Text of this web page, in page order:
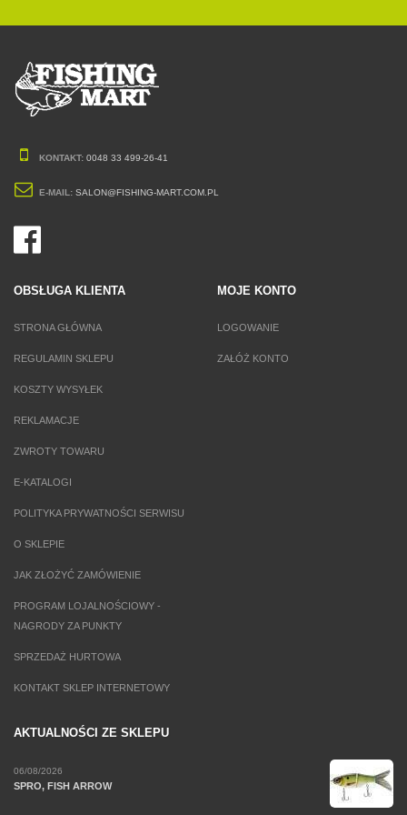
KONTAKT: 0048 33 499-26-41
E-MAIL: SALON@FISHING-MART.COM.PL
OBSŁUGA KLIENTA
STRONA GŁÓWNA
REGULAMIN SKLEPU
KOSZTY WYSYŁEK
REKLAMACJE
ZWROTY TOWARU
E-KATALOGI
POLITYKA PRYWATNOŚCI SERWISU
O SKLEPIE
JAK ZŁOŻYĆ ZAMÓWIENIE
PROGRAM LOJALNOŚCIOWY -
NAGRODY ZA PUNKTY
SPRZEDAŻ HURTOWA
KONTAKT SKLEP INTERNETOWY
MOJE KONTO
LOGOWANIE
ZAŁÓŻ KONTO
AKTUALNOŚCI ZE SKLEPU
06/08/2026
SPRO, FISH ARROW